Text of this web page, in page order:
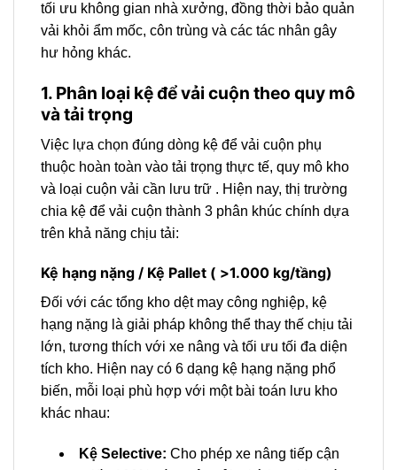
tối ưu không gian nhà xưởng, đồng thời bảo quản
vải khỏi ẩm mốc, côn trùng và các tác nhân gây
hư hỏng khác.
1. Phân loại kệ để vải cuộn theo quy mô
và tải trọng
Việc lựa chọn đúng dòng kệ để vải cuộn phụ
thuộc hoàn toàn vào tải trọng thực tế, quy mô kho
và loại cuộn vải cần lưu trữ . Hiện nay, thị trường
chia kệ để vải cuộn thành 3 phân khúc chính dựa
trên khả năng chịu tải:
Kệ hạng nặng / Kệ Pallet ( >1.000 kg/tầng)
Đối với các tổng kho dệt may công nghiệp, kệ
hạng nặng là giải pháp không thể thay thế chịu tải
lớn, tương thích với xe nâng và tối ưu tối đa diện
tích kho. Hiện nay có 6 dạng kệ hạng nặng phổ
biến, mỗi loại phù hợp với một bài toán lưu kho
khác nhau:
Kệ Selective: Cho phép xe nâng tiếp cận